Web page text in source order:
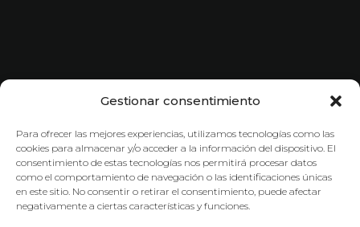
Gestionar consentimiento
Para ofrecer las mejores experiencias, utilizamos tecnologías como las
cookies para almacenar y/o acceder a la información del dispositivo. El
consentimiento de estas tecnologías nos permitirá procesar datos
como el comportamiento de navegación o las identificaciones únicas
en este sitio. No consentir o retirar el consentimiento, puede afectar
negativamente a ciertas características y funciones.